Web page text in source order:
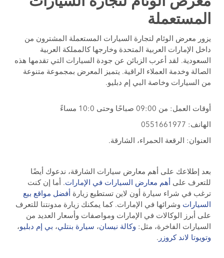
المستعملة
يزور معرض الوئام لتجارة السيارات المستعملة المشترون من
داخل الإمارات العربية المتحدة وخارجها كالمملكة العربية
السعودية. لقد أعرب الزبائن عن جودة السيارات التي تقدمها هذه
الصالة وخدمة العملاء الراقية. يتميز المعرض بمجموعة متنوعة
من السيارات وخاصة البي إم دبليو.
أوقات العمل: من 09:00 صباحًا وحتى 10:0 مساءً
الهانف: 0551661977
العنوان: الرقعة الحمراء، الشارقة.
بعد إطلاعك على أهم معارض سيارات الشارقة، ندعوك أيضًا
للتعرف على أهم معارض السيارات في الإمارات. أما إن كنت
ترغب في شراء سيارة أون لاين تستطيع زيارة أفضل مواقع بيع
السيارات وشرائها في الإمارات. كما يمكنك زيارة مدونتنا للتعرف
على أبرز الوكالات في الإمارات ومواصفات وأسعار العديد من
السيارات الفاخرة، مثل: وكالة نيسان، سيارة بنتلي، بي إم دبليو،
وتويوتا لاند كروزر .